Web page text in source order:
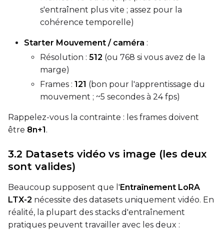
Sampler
FlowMatch
Guidance Scale
Sample Steps
Num Frames
s'entraînent plus vite ; assez pour la
cohérence temporelle)
Starter Mouvement / caméra :
Résolution : 512 (ou 768 si vous avez de la
marge)
Frames : 121 (bon pour l'apprentissage du
mouvement ; ~5 secondes à 24 fps)
Rappelez-vous la contrainte : les frames doivent
être 8n+1.
3.2 Datasets vidéo vs image (les deux
sont valides)
Beaucoup supposent que l'Entraînement LoRA
LTX-2 nécessite des datasets uniquement vidéo. En
réalité, la plupart des stacks d'entraînement
pratiques peuvent travailler avec les deux :